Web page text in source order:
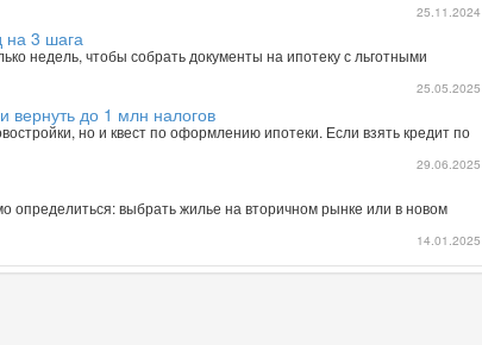
25.11.2024
на 3 шага
недель, чтобы собрать документы на ипотеку с льготными
25.05.2025
вернуть до 1 млн налогов
но и квест по оформлению ипотеки. Если взять кредит по
29.06.2025
определиться: выбрать жилье на вторичном рынке или в новом
14.01.2025